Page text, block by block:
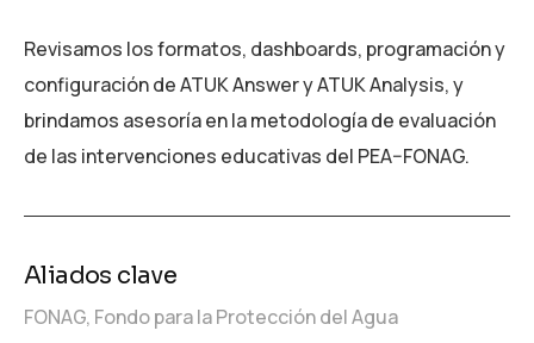
Revisamos los formatos, dashboards, programación y
configuración de ATUK Answer y ATUK Analysis, y
brindamos asesoría en la metodología de evaluación
de las intervenciones educativas del PEA–FONAG.
Aliados clave
FONAG, Fondo para la Protección del Agua